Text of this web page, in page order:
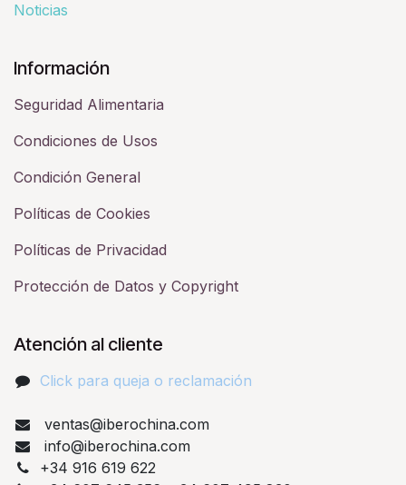
Noticias
Información
Seguridad Alimentaria
Condiciones de Usos
Condición General
Políticas de Cookies
Políticas de Privacidad
Protección de Datos y Copyright
Atención al cliente
Click para queja o reclamación​
ventas@iberochina.com
info@iberochina.com
+34 916 619 622